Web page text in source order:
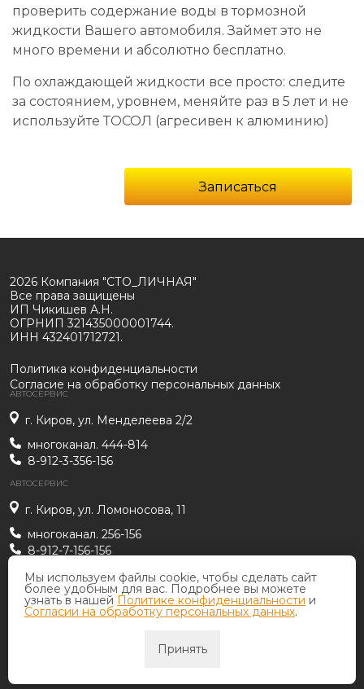
проверить содержание воды в тормозной
жидкости Вашего автомобиля. Займет это не
много времени и абсолютно бесплатно.
По охлаждающей жидкости все просто: следите
за состоянием, уровнем, меняйте раз в 5 лет и не
используйте ТОСОЛ (агресивен к алюминию)
Записаться
2026 Компания "СТО_ЛИЧНАЯ"
Все права защищены
ИП Чикишев А.Н.
ОГРНИП 321435000001744.
ИНН 432401712721.
Политика конфиденциальности
Согласие на обработку персональных данных
АВТОСЕРВИС
г. Киров, ул. Менделеева 2/2
многоканал. 444-814
8-912-3-356-156
АВТОСЕРВИС
г. Киров, ул. Ломоносова, 11
многоканал. 256-156
8-912-7-156-156
АВТОСЕРВИС
г. Киров, ул. Мельничная, 17
sto_lichnaya@mail.ru
Мы используем файлы cookie, чтобы сделать сайт
более удобным для вас. Подробнее вы можете
узнать в нашей Политике конфиденциальности и
Согласии на обработку персональных данных.
Принять